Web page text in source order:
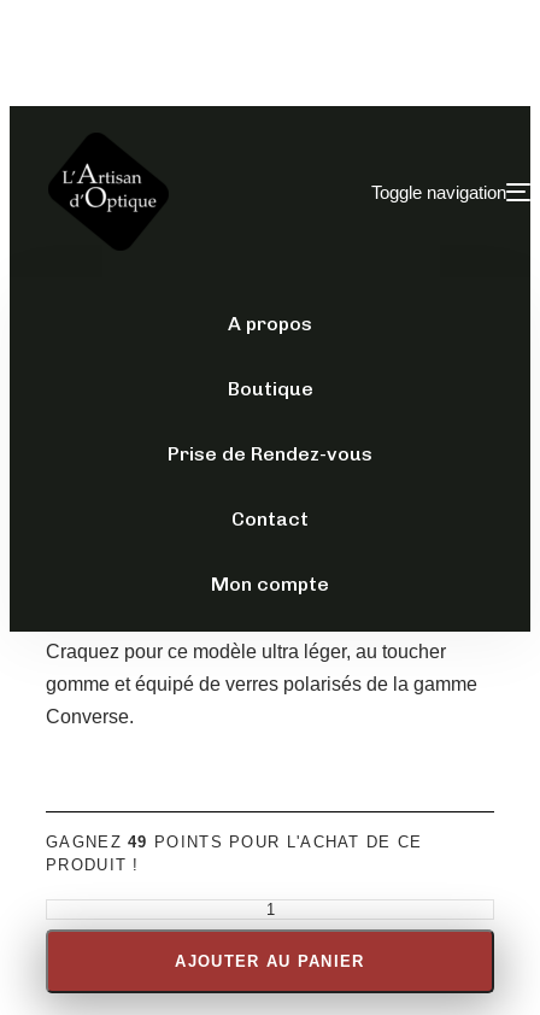
Toggle navigation
A propos
Boutique
Prise de Rendez-vous
Contact
Mon compte
109,00€
Craquez pour ce modèle ultra léger, au toucher
gomme et équipé de verres polarisés de la gamme
Converse.
GAGNEZ49 POINTS POUR L'ACHAT DE CE
PRODUIT !
AJOUTER AU PANIER